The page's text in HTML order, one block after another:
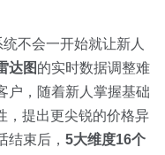
不会一开始就让新人
达图的实时数据调整难
户，随着新人掌握基础
，提出更尖锐的价格异
结束后， 5大维度16个